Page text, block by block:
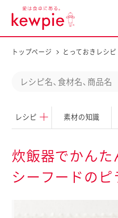
トップページ とっておきレシピ
レシピ 素材の知識
d
c
t
炊飯器でかんた
シーフードのピ